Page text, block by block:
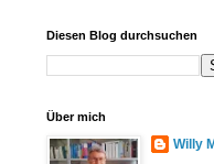
Diesen Blog durchsuchen
Über mich
Willy